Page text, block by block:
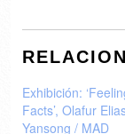
Exhibición:
Facts’, Olafur
Yansong / MAD